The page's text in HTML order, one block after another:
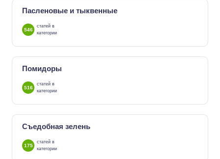
Пасленовые и тыквенные
546
статей в
категории
Помидоры
516
статей в
категории
Съедобная зелень
175
статей в
категории